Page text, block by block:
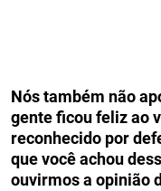
Nós também não
gente ficou feliz ao
reconhecido por
que você achou
ouvirmos a opinião